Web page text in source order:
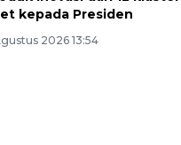
kepada Presiden
2026 13:54